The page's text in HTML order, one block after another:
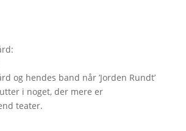
:
og hendes band når ’Jorden Rundt’
i noget, der mere er
teater.